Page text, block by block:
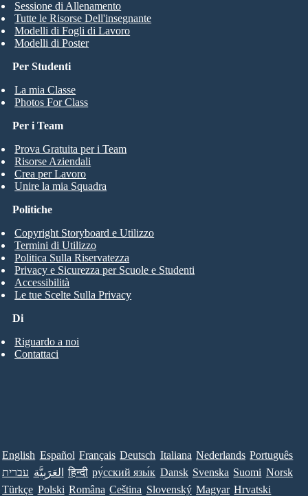
Per Studenti
La mia Classe
Photos For Class
Sessione di Allenamento
Tutte le Risorse Dell'insegnante
Modelli di Fogli di Lavoro
Modelli di Poster
Per i Team
Prova Gratuita per i Team
Risorse Aziendali
Crea per Lavoro
Unire la mia Squadra
Di
Riguardo a noi
Contattaci
Politiche
Copyright Storyboard e Utilizzo
Termini di Utilizzo
Politica Sulla Riservatezza
Privacy e Sicurezza per Scuole e Studenti
Accessibilità
Le tue Scelte Sulla Privacy
English Español Français Deutsch Italiana Nederlands Português
עברית العَرَبِيَّة हिन्दी ру́сский язы́к Dansk Svenska Suomi Norsk
Türkçe Polski Româna Ceština Slovenský Magyar Hrvatski